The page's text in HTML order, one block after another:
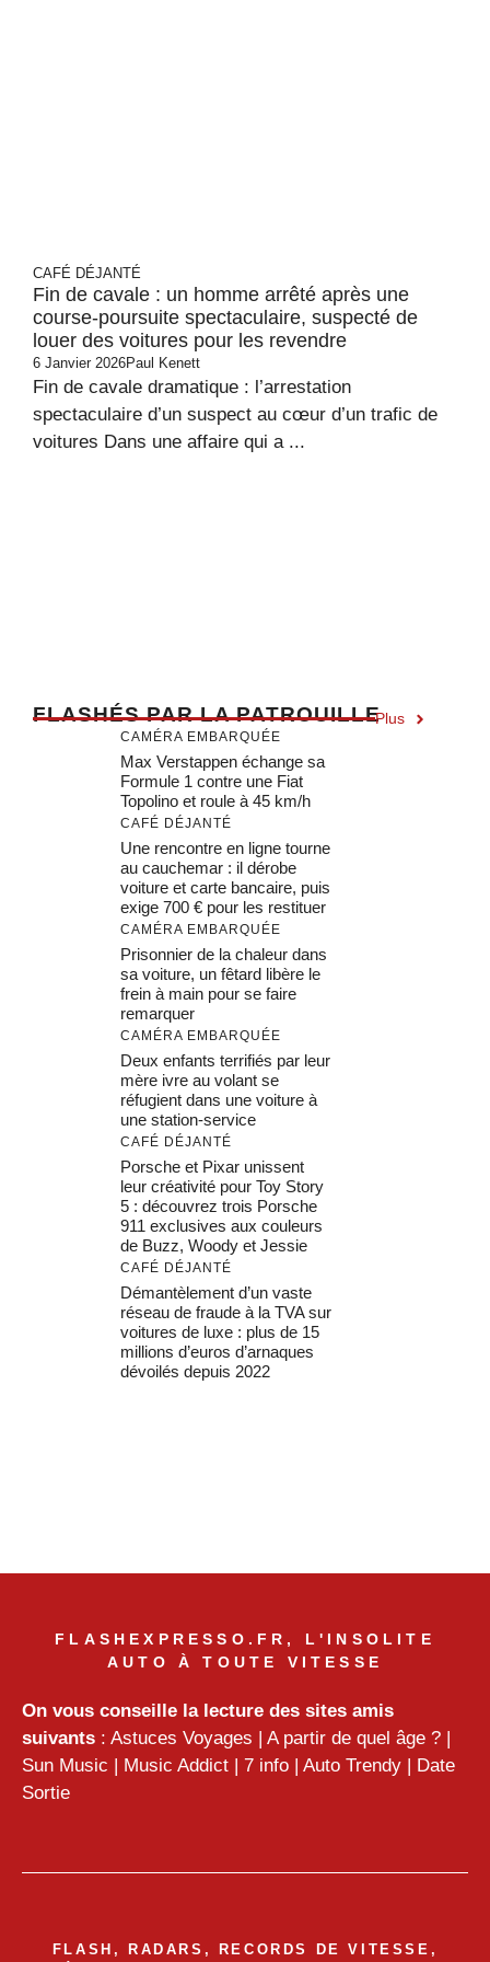
CAFÉ DÉJANTÉ
Fin de cavale : un homme arrêté après une
course-poursuite spectaculaire, suspecté de
louer des voitures pour les revendre
6 Janvier 2026Paul Kenett
Fin de cavale dramatique : l’arrestation
spectaculaire d’un suspect au cœur d’un trafic de
voitures Dans une affaire qui a ...
FLASHÉS PAR LA PATROUILLEPlus
CAMÉRA EMBARQUÉE
Max Verstappen échange sa
Formule 1 contre une Fiat
Topolino et roule à 45 km/h
CAFÉ DÉJANTÉ
Une rencontre en ligne tourne
au cauchemar : il dérobe
voiture et carte bancaire, puis
exige 700 € pour les restituer
CAMÉRA EMBARQUÉE
Prisonnier de la chaleur dans
sa voiture, un fêtard libère le
frein à main pour se faire
remarquer
CAMÉRA EMBARQUÉE
Deux enfants terrifiés par leur
mère ivre au volant se
réfugient dans une voiture à
une station-service
CAFÉ DÉJANTÉ
Porsche et Pixar unissent
leur créativité pour Toy Story
5 : découvrez trois Porsche
911 exclusives aux couleurs
de Buzz, Woody et Jessie
CAFÉ DÉJANTÉ
Démantèlement d’un vaste
réseau de fraude à la TVA sur
voitures de luxe : plus de 15
millions d’euros d’arnaques
dévoilés depuis 2022
FLASHEXPRESSO.FR, L'INSOLITE
AUTO À TOUTE VITESSE
On vous conseille la lecture des sites amis
suivants : Astuces Voyages | A partir de quel âge ? |
Sun Music | Music Addict | 7 info | Auto Trendy | Date
Sortie
FLASH, RADARS, RECORDS DE VITESSE,